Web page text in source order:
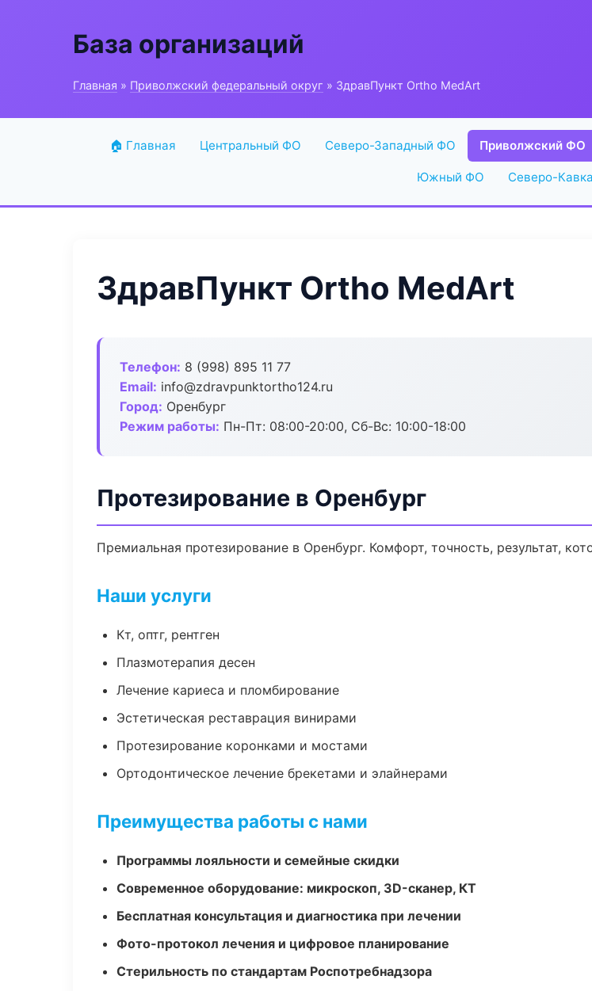
База организаций
Главная » Приволжский федеральный округ » ЗдравПункт Ortho MedArt
🏠 Главная Центральный ФО Северо-Западный ФО Приволжский ФО
Южный ФО Северо-
ЗдравПункт Ortho MedArt
Телефон: 8 (998) 895 11 77
Email: info@zdravpunktortho124.ru
Город: Оренбург
Режим работы: Пн-Пт: 08:00-20:00, Сб-Вс: 10:00-18:00
Протезирование в Оренбург
Премиальная протезирование в Оренбург. Комфорт, точность, результат,
Наши услуги
Кт, оптг, рентген
Плазмотерапия десен
Лечение кариеса и пломбирование
Эстетическая реставрация винирами
Протезирование коронками и мостами
Ортодонтическое лечение брекетами и элайнерами
Преимущества работы с нами
Программы лояльности и семейные скидки
Современное оборудование: микроскоп, 3D-сканер, КТ
Бесплатная консультация и диагностика при лечении
Фото-протокол лечения и цифровое планирование
Стерильность по стандартам Роспотребнадзора